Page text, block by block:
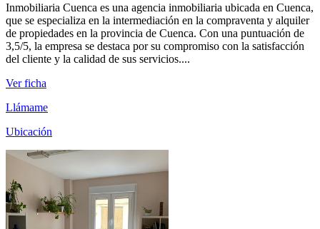
Inmobiliaria Cuenca es una agencia inmobiliaria ubicada en Cuenca,
que se especializa en la intermediación en la compraventa y alquiler
de propiedades en la provincia de Cuenca. Con una puntuación de
3,5/5, la empresa se destaca por su compromiso con la satisfacción
del cliente y la calidad de sus servicios....
Ver ficha
Llámame
Ubicación